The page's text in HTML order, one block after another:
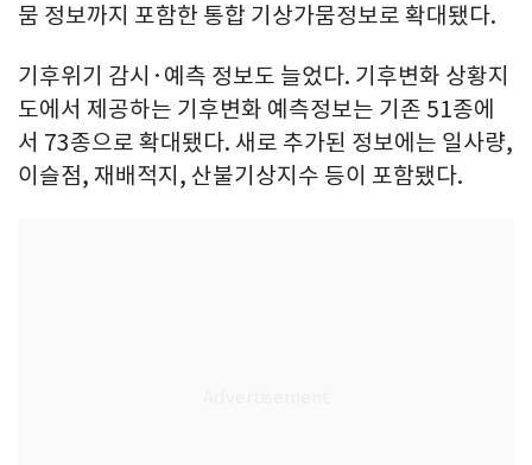
뭄 정보까지 포함한 통합 기상가뭄정보로 확대됐다.
기후위기 감시·예측 정보도 늘었다. 기후변화 상황지
도에서 제공하는 기후변화 예측정보는 기존 51종에
서 73종으로 확대됐다. 새로 추가된 정보에는 일사량,
이슬점, 재배적지, 산불기상지수 등이 포함됐다.